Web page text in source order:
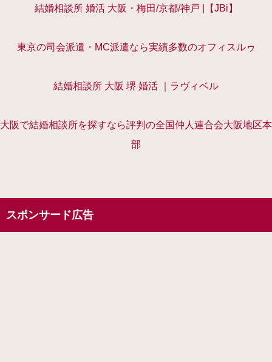
結婚相談所 婚活 大阪・梅田/京都/神戸 |【JBi】
東京の司会派遣・MC派遣なら実績多数のオフィスルゥ
結婚相談所 大阪 堺 婚活 ｜ラヴィベル
大阪で結婚相談所を探すなら評判の全国仲人連合会大阪地区本
部
スポンサード広告